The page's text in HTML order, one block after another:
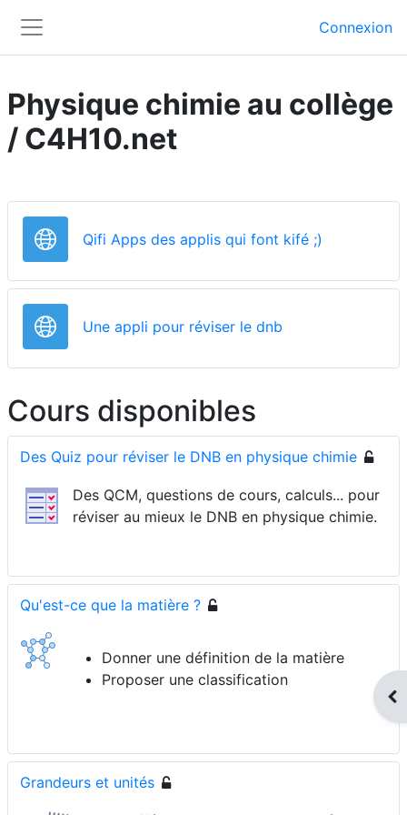
Panneau latéral
Connexion
Physique chimie au collège
/ C4H10.net
Qifi Apps des applis qui font kifé ;)
Une appli pour réviser le dnb
Cours disponibles
Des Quiz pour réviser le DNB en physique chimie
Des QCM, questions de cours, calculs... pour
réviser au mieux le DNB en physique chimie.
Qu'est-ce que la matière ?
Donner une définition de la matière
Proposer une classification
Grandeurs et unités